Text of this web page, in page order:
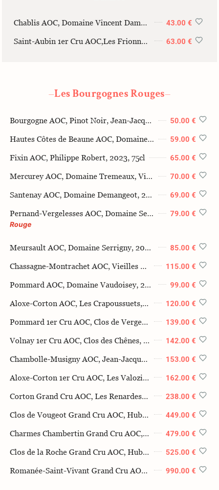
Chablis AOC, Domaine Vincent Dampt, 2022, 37.5cl 43.00 €
Saint-Aubin 1er Cru AOC,Les Frionnes, Françoise et Denis Clair, 2022, 37.5cl 63.00 €
—Les Bourgognes Rouges—
Bourgogne AOC, Pinot Noir, Jean-Jacques Girard, 2023, 75cl 50.00 €
Hautes Côtes de Beaune AOC, Domaine Demangeot, Cuvée Amandine Poinsot, 2023, 75cl 59.00 €
Fixin AOC, Philippe Robert, 2023, 75cl 65.00 €
Mercurey AOC, Domaine Tremeaux, Vieilles Vignes, 2021, 75cl 70.00 €
Santenay AOC, Domaine Demangeot, 2022, 75cl 69.00 €
Pernand-Vergelesses AOC, Domaine Serrigny, 2023, 75cl 79.00 €
Rouge
Meursault AOC, Domaine Serrigny, 2022, 75cl 85.00 €
Chassagne-Montrachet AOC, Vieilles Vignes, Domaine Paul Pillot, 2023, 75cl 115.00 €
Pommard AOC, Domaine Vaudoisey, 2022, 75cl 99.00 €
Aloxe-Corton AOC, Les Crapoussuets, Michel Mallard 2020, 75cl 120.00 €
Pommard 1er Cru AOC, Clos de Verger, Domaine Billard-Gonnet, 2020, 75cl 139.00 €
Volnay 1er Cru AOC, Clos des Chênes, Antonin Guyon 2019 75cl 142.00 €
Chambolle-Musigny AOC, Jean-Jacques Confuron 2022 75cl 153.00 €
Aloxe-Corton 1er Cru AOC, Les Valozières, Michel Mallard 2020 75cl 162.00 €
Corton Grand Cru AOC, Les Renardes, Domaine Michel Mallard, 2018, 75cl 238.00 €
Clos de Vougeot Grand Cru AOC, Hubert Lignier, 2019, 75cl 449.00 €
Charmes Chambertin Grand Cru AOC, Hubert Lignier, 2019, 75cl 479.00 €
Clos de la Roche Grand Cru AOC, Hubert Lignier, 2017, 75cl 525.00 €
Romanée-Saint-Vivant Grand Cru AOC, Domaine Jean-Jacques Confuron, 2020, 75cl 990.00 €